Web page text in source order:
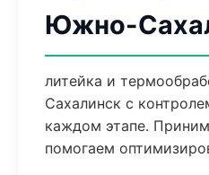
Южно-
литейка и
Сахалинск с
каждом этапе.
помогаем